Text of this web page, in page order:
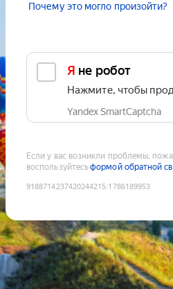
Почему это могло произойти?
Я не робот
Нажмите, чтобы
Yandex SmartCaptcha
Если у вас возникли проблемы,
воспользуйтесьформой обратной
9188714237420244215:1786189953